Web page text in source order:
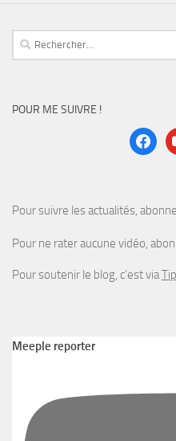
Rechercher :
POUR ME SUIVRE !
facebook
Pour suivre les actualités,
Pour ne rater aucune vidéo,
Pour soutenir le blog, c’est via
Meeple reporter